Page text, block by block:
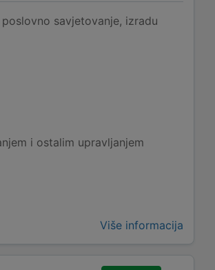
savjetovanje, izradu
i ostalim upravljanjem
Više informacija